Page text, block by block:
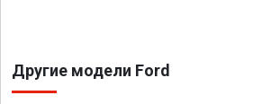
Другие модели Ford